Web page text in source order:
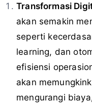
Transformasi
akan semakin
seperti
learning, dan
efisiensi
akan
mengurangi